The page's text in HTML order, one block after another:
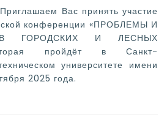
Вас принять участие
конференции «ПРОБЛЕМЫ И
ГОРОДСКИХ И ЛЕСНЫХ
пройдёт в Санкт-
университете имени
2025 года.